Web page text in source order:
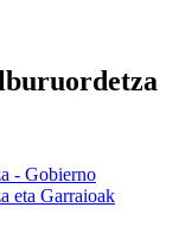
- Gobierno
eta Garraioak